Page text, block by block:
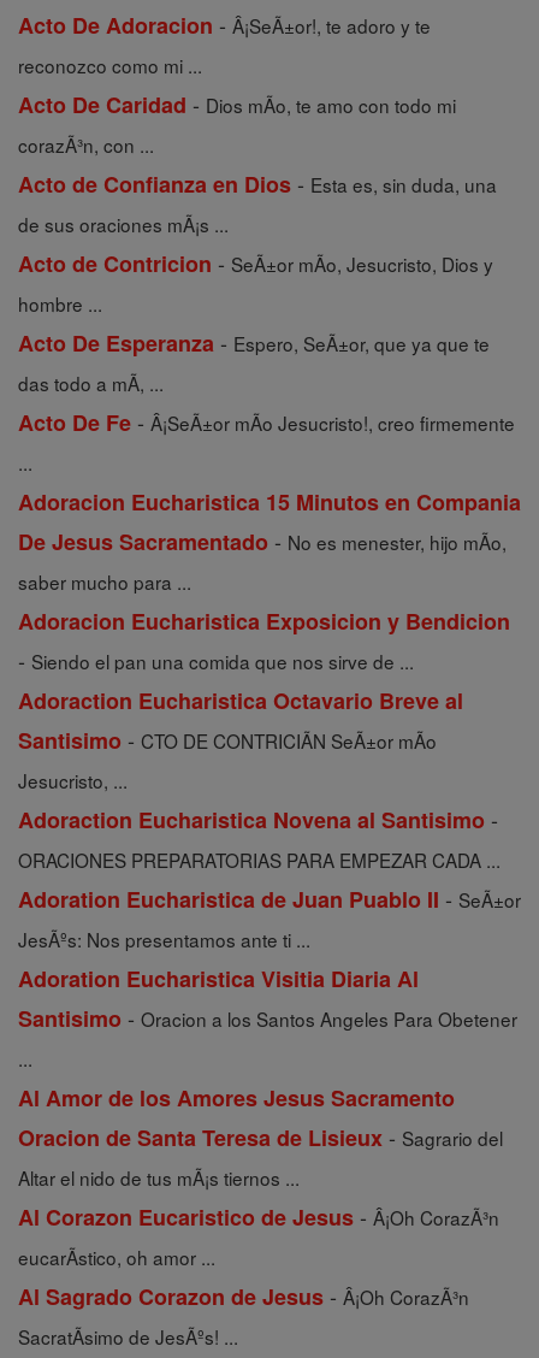
Acto De Adoracion - Â¡SeÃ±or!, te adoro y te
reconozco como mi ...
Acto De Caridad - Dios mÃ­o, te amo con todo mi
corazÃ³n, con ...
Acto de Confianza en Dios - Esta es, sin duda, una
de sus oraciones mÃ¡s ...
Acto de Contricion - SeÃ±or mÃ­o, Jesucristo, Dios y
hombre ...
Acto De Esperanza - Espero, SeÃ±or, que ya que te
das todo a mÃ­, ...
Acto De Fe - Â¡SeÃ±or mÃ­o Jesucristo!, creo firmemente
...
Adoracion Eucharistica 15 Minutos en Compania
De Jesus Sacramentado - No es menester, hijo mÃ­o,
saber mucho para ...
Adoracion Eucharistica Exposicion y Bendicion
- Siendo el pan una comida que nos sirve de ...
Adoraction Eucharistica Octavario Breve al
Santisimo - CTO DE CONTRICIÃN SeÃ±or mÃ­o
Jesucristo, ...
Adoraction Eucharistica Novena al Santisimo -
ORACIONES PREPARATORIAS PARA EMPEZAR CADA ...
Adoration Eucharistica de Juan Puablo II - SeÃ±or
JesÃºs: Nos presentamos ante ti ...
Adoration Eucharistica Visitia Diaria Al
Santisimo - Oracion a los Santos Angeles Para Obetener
...
Al Amor de los Amores Jesus Sacramento
Oracion de Santa Teresa de Lisieux - Sagrario del
Altar el nido de tus mÃ¡s tiernos ...
Al Corazon Eucaristico de Jesus - Â¡Oh CorazÃ³n
eucarÃ­stico, oh amor ...
Al Sagrado Corazon de Jesus - Â¡Oh CorazÃ³n
SacratÃ­simo de JesÃºs! ...